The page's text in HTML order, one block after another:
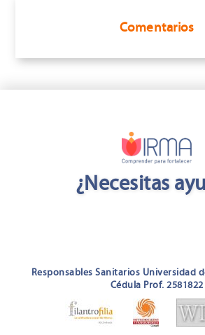
Comentarios
¿Necesitas
Responsables Sanitarios Universidad
Cédula Prof. 2581822